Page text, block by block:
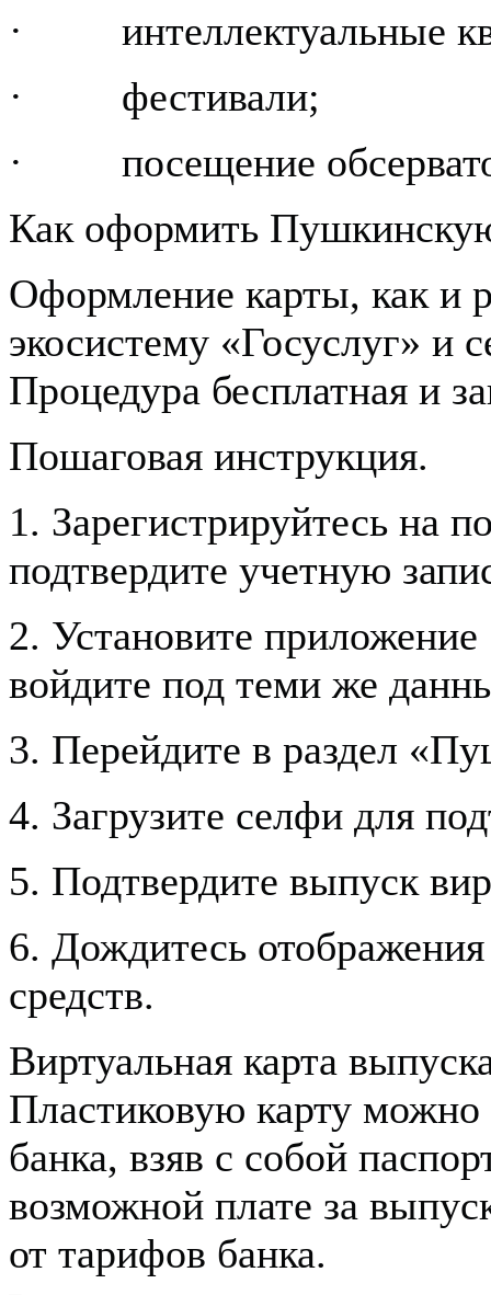
· интеллектуальные
· фестивали;
· посещение
Как оформить
Оформление карты, как и
экосистему «Госуслуг» и
Процедура бесплатная и
Пошаговая инструкция.
1. Зарегистрируйтесь на
подтвердите учетную
2. Установите
войдите под теми же
3. Перейдите в раздел
4. Загрузите селфи для
5. Подтвердите выпуск
6. Дождитесь отображения
средств.
Виртуальная карта
Пластиковую карту можно
банка, взяв с собой
возможной плате за
от тарифов банка.